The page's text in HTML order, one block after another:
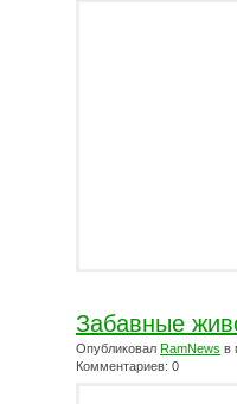
Забавные
Опубликовал RamNews в
Комментариев: 0